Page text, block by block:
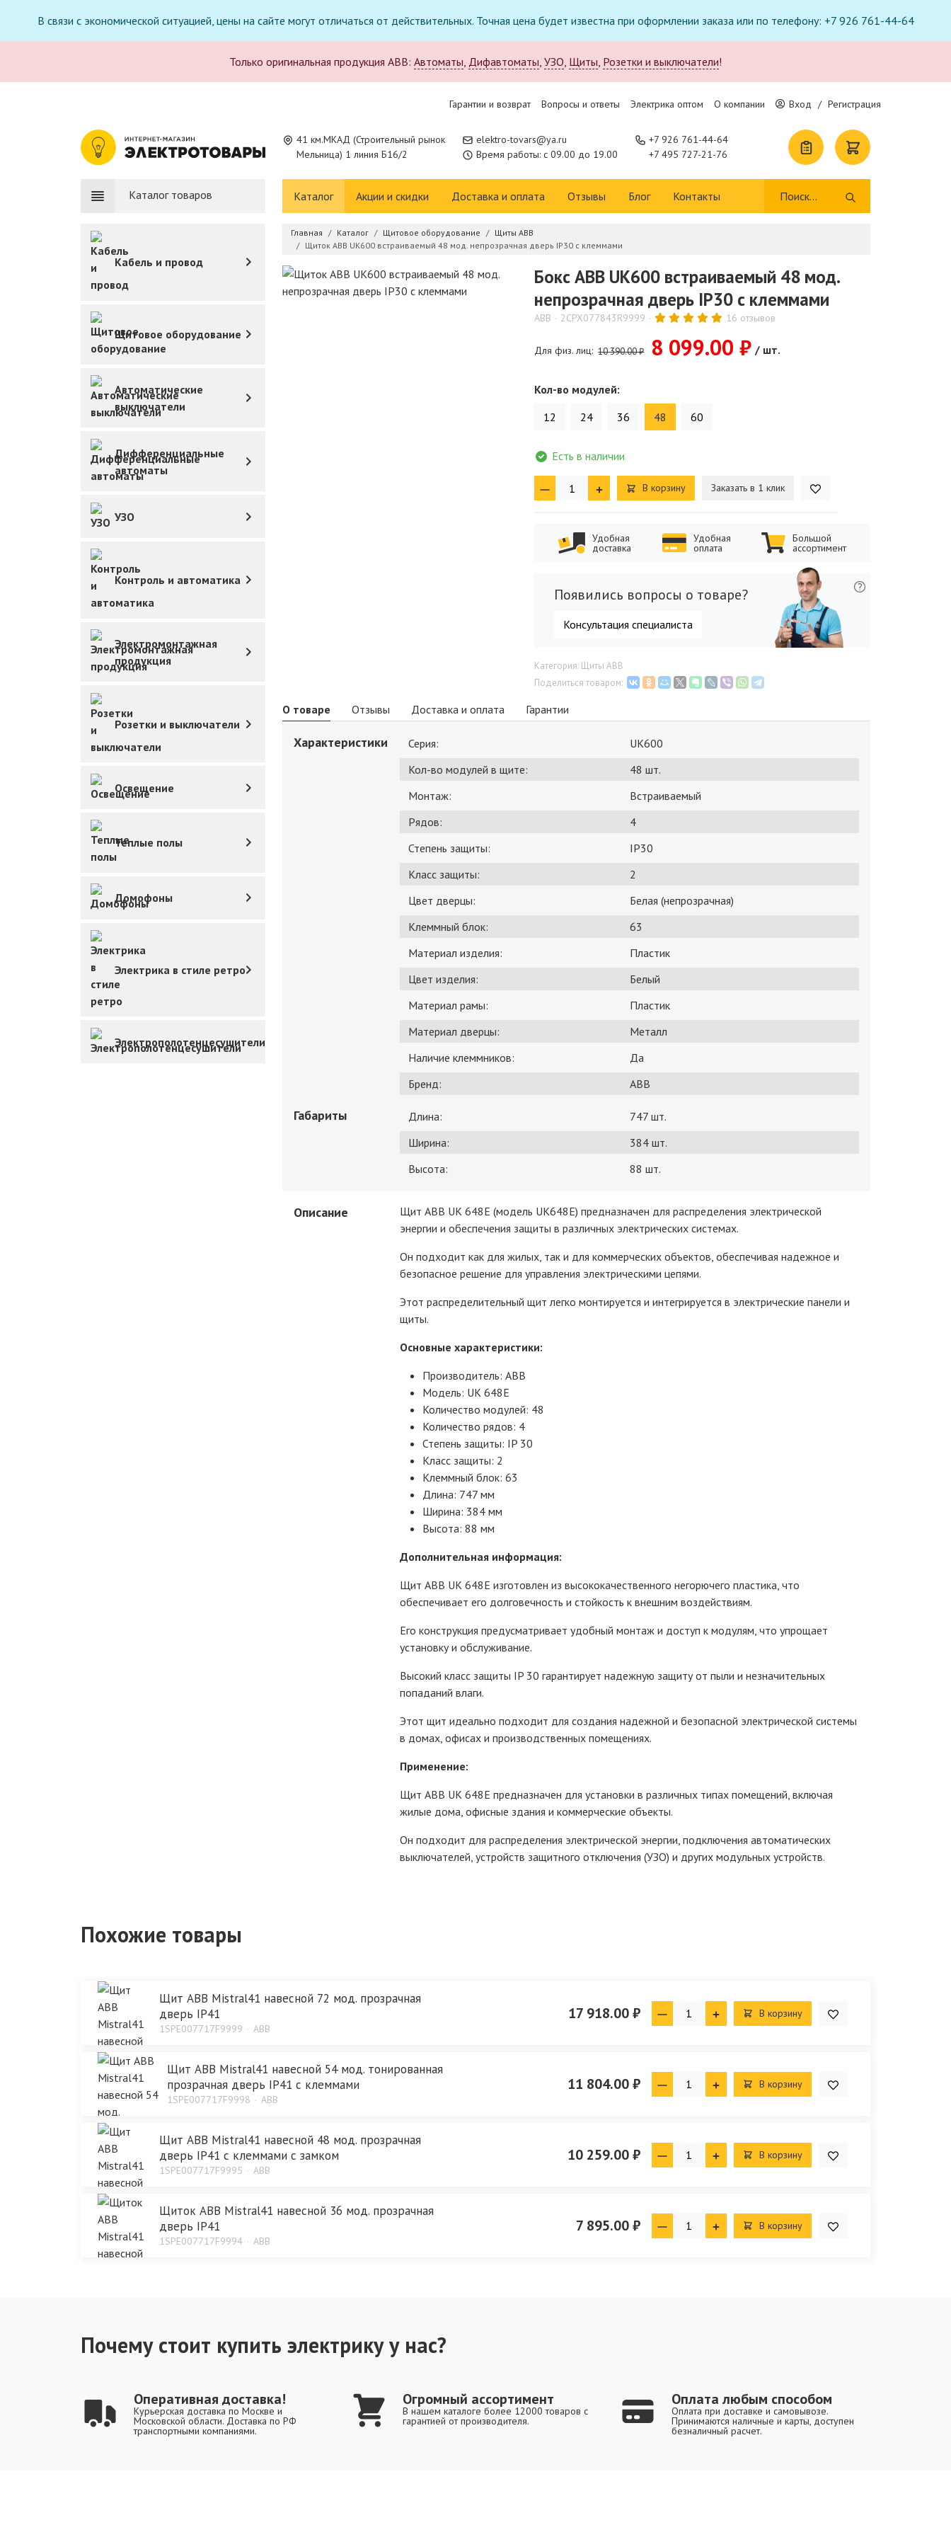
В связи с экономической ситуацией, цены на сайте могут отличаться от действительных. Точная цена будет известна при оформлении заказа или по телефону: +7 926 761-44-64
Только оригинальная продукция ABB: Автоматы, Дифавтоматы, УЗО, Щиты, Розетки и выключатели!
Гарантии и возврат Вопросы и ответы Электрика оптом О компании Вход / Регистрация
41 км.МКАД (Строительный рынок
Мельница) 1 линия Б16/2
elektro-tovars@ya.ru
Время работы: с 09.00 до 19.00
+7 926 761-44-64
+7 495 727-21-76
Каталог товаров Каталог Акции и скидки Доставка и оплата Отзывы Блог Контакты
Кабель и провод
Щитовое оборудование
Автоматические
выключатели
Дифференциальные
автоматы
УЗО
Контроль и автоматика
Электромонтажная
продукция
Розетки и выключатели
Освещение
Теплые полы
Домофоны
Электрика в стиле ретро
Электрополотенцесушители
Главная Каталог Щитовое оборудование
Щиты ABB
Щиток ABB UK600 встраиваемый 48 мод. непрозрачная дверь IP30 с клеммами
Бокс ABB UK600 встраиваемый 48 мод.
непрозрачная дверь IP30 с клеммами
ABB 2CPX077843R9999 16 отзывов
Для физ. лиц: 10 390.00 ₽ 8 099.00 ₽ / шт.
Кол-во модулей:
12
24 36 48 60
Есть в наличии
В корзину Заказать в 1 клик
Удобная
доставка
Удобная
оплата
Большой
ассортимент
Появились вопросы о товаре?
Консультация специалиста
Категория: Щиты ABB
Поделиться товаром:
О товаре Отзывы Доставка и оплата Гарантии
Характеристики Серия:
UK600
Кол-во модулей в щите:
48 шт.
Монтаж:
Встраиваемый
Рядов:
4
Степень защиты:
IP30
Класс защиты:
2
Цвет дверцы:
Белая (непрозрачная)
Клеммный блок:
63
Материал изделия:
Пластик
Цвет изделия:
Белый
Материал рамы:
Пластик
Материал дверцы:
Металл
Наличие клеммников:
Да
Бренд:
ABB
Габариты Длина:
747 шт.
Ширина:
384 шт.
Высота:
88 шт.
Описание
Щит ABB UK 648E (модель UK648E) предназначен для распределения электрической
энергии и обеспечения защиты в различных электрических системах.
Он подходит как для жилых, так и для коммерческих объектов, обеспечивая надежное и
безопасное решение для управления электрическими цепями.
Этот распределительный щит легко монтируется и интегрируется в электрические панели и
щиты.
Основные характеристики:
Производитель: ABB
Модель: UK 648E
Количество модулей: 48
Количество рядов: 4
Степень защиты: IP 30
Класс защиты: 2
Клеммный блок: 63
Длина: 747 мм
Ширина: 384 мм
Высота: 88 мм
Дополнительная информация:
Щит ABB UK 648E изготовлен из высококачественного негорючего пластика, что
обеспечивает его долговечность и стойкость к внешним воздействиям.
Его конструкция предусматривает удобный монтаж и доступ к модулям, что упрощает
установку и обслуживание.
Высокий класс защиты IP 30 гарантирует надежную защиту от пыли и незначительных
попаданий влаги.
Этот щит идеально подходит для создания надежной и безопасной электрической системы
в домах, офисах и производственных помещениях.
Применение:
Щит ABB UK 648E предназначен для установки в различных типах помещений, включая
жилые дома, офисные здания и коммерческие объекты.
Он подходит для распределения электрической энергии, подключения автоматических
выключателей, устройств защитного отключения (УЗО) и других модульных устройств.
Похожие товары
Щит ABB Mistral41 навесной 72 мод. прозрачная
дверь IP41
1SPE007717F9999 ABB
17 918.00 ₽ В корзину
Щит ABB Mistral41 навесной 54 мод. тонированная
прозрачная дверь IP41 с клеммами
1SPE007717F9998 ABB
11 804.00 ₽ В корзину
Щит ABB Mistral41 навесной 48 мод. прозрачная
дверь IP41 с клеммами с замком
1SPE007717F9995 ABB
10 259.00 ₽ В корзину
Щиток ABB Mistral41 навесной 36 мод. прозрачная
дверь IP41
1SPE007717F9994 ABB
7 895.00 ₽ В корзину
Почему стоит купить электрику у нас?
Оперативная доставка!
Курьерская доставка по Москве и
Московской области. Доставка по РФ
транспортными компаниями.
Огромный ассортимент
В нашем каталоге более 12000 товаров с
гарантией от производителя.
Оплата любым способом
Оплата при доставке и самовывозе.
Принимаются наличные и карты, доступен
безналичный расчет.